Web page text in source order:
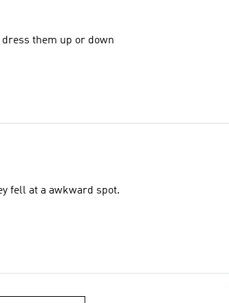
dress them up or down
fell at a awkward spot.